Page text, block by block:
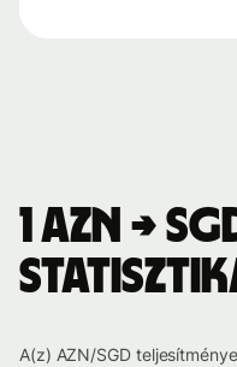
1 AZN →
A(z) AZN/SGD